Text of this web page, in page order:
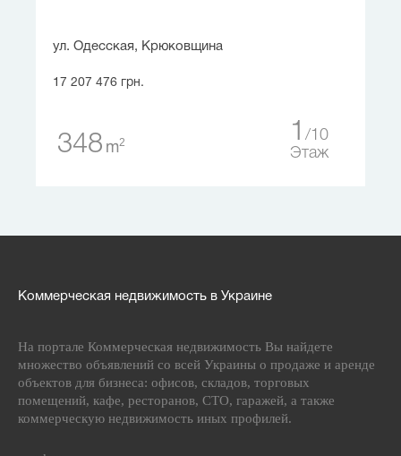
ул. Одесская, Крюковщина
17 207 476 грн.
348 m2 1
10
Этаж
Коммерческая недвижимость в Украине
На портале Коммерческая недвижимость Вы найдете
множество объявлений со всей Украины о продаже и аренде
объектов для бизнеса: офисов, складов, торговых
помещений, кафе, ресторанов, СТО, гаражей, а также
коммерческую недвижимость иных профилей.